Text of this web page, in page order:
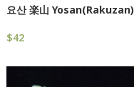
요산 楽山 Yosan(Rakuzan)
$42